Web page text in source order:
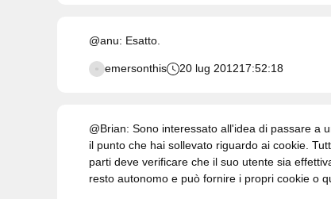
@anu: Esatto.
emersonthis 20 lug 201217:52:18
@Brian: Sono interessato all'idea di passare a
il punto che hai sollevato riguardo ai cookie.
parti deve verificare che il suo utente sia
resto autonomo e può fornire i propri cookie o